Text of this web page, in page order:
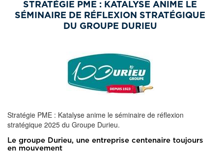
STRATÉGIE PME : KATALYSE ANIME LE
SÉMINAIRE DE RÉFLEXION STRATÉGIQUE
DU GROUPE DURIEU
Stratégie PME : Katalyse anime le séminaire de réflexion
stratégique 2025 du Groupe Durieu.
Le groupe Durieu, une entreprise centenaire toujours
en mouvement